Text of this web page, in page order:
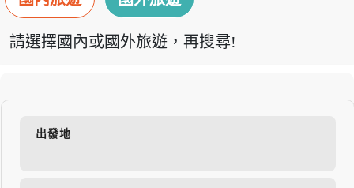
請選擇國內或國外旅遊，再搜尋!
出發地